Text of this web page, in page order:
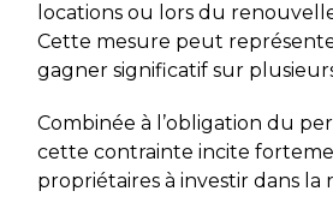
locations ou lors du
Cette mesure peut
gagner significatif sur
Combinée à l’obligation du
cette contrainte incite
propriétaires à investir dans la